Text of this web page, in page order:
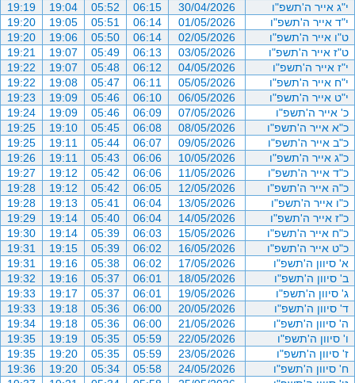
י"ג אייר ה'תשפ"ו
30/04/2026
06:15
05:52
19:04
19:19
י"ד אייר ה'תשפ"ו
01/05/2026
06:14
05:51
19:05
19:20
ט"ו אייר ה'תשפ"ו
02/05/2026
06:14
05:50
19:06
19:20
ט"ז אייר ה'תשפ"ו
03/05/2026
06:13
05:49
19:07
19:21
י"ז אייר ה'תשפ"ו
04/05/2026
06:12
05:48
19:07
19:22
י"ח אייר ה'תשפ"ו
05/05/2026
06:11
05:47
19:08
19:22
י"ט אייר ה'תשפ"ו
06/05/2026
06:10
05:46
19:09
19:23
כ' אייר ה'תשפ"ו
07/05/2026
06:09
05:46
19:09
19:24
כ"א אייר ה'תשפ"ו
08/05/2026
06:08
05:45
19:10
19:25
כ"ב אייר ה'תשפ"ו
09/05/2026
06:07
05:44
19:11
19:25
כ"ג אייר ה'תשפ"ו
10/05/2026
06:06
05:43
19:11
19:26
כ"ד אייר ה'תשפ"ו
11/05/2026
06:06
05:42
19:12
19:27
כ"ה אייר ה'תשפ"ו
12/05/2026
06:05
05:42
19:12
19:28
כ"ו אייר ה'תשפ"ו
13/05/2026
06:04
05:41
19:13
19:28
כ"ז אייר ה'תשפ"ו
14/05/2026
06:04
05:40
19:14
19:29
כ"ח אייר ה'תשפ"ו
15/05/2026
06:03
05:39
19:14
19:30
כ"ט אייר ה'תשפ"ו
16/05/2026
06:02
05:39
19:15
19:31
א' סיוון ה'תשפ"ו
17/05/2026
06:02
05:38
19:16
19:31
ב' סיוון ה'תשפ"ו
18/05/2026
06:01
05:37
19:16
19:32
ג' סיוון ה'תשפ"ו
19/05/2026
06:01
05:37
19:17
19:33
ד' סיוון ה'תשפ"ו
20/05/2026
06:00
05:36
19:18
19:33
ה' סיוון ה'תשפ"ו
21/05/2026
06:00
05:36
19:18
19:34
ו' סיוון ה'תשפ"ו
22/05/2026
05:59
05:35
19:19
19:35
ז' סיוון ה'תשפ"ו
23/05/2026
05:59
05:35
19:20
19:35
ח' סיוון ה'תשפ"ו
24/05/2026
05:58
05:34
19:20
19:36